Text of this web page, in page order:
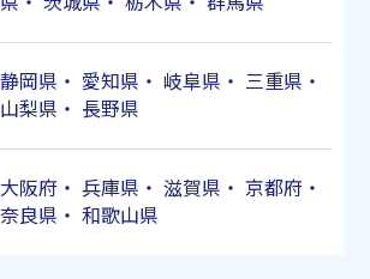
静岡県 ・ 愛知県 ・ 岐阜県 ・ 三重県 ・
山梨県 ・ 長野県
大阪府 ・ 兵庫県 ・ 滋賀県 ・ 京都府 ・
奈良県 ・ 和歌山県